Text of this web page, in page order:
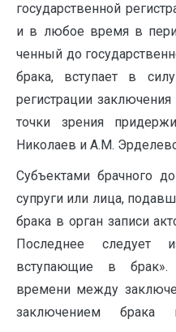
государственной
и в любое время в
ченный до
брака, вступает в
регистрации
точки зрения
Николаев и А.М.
Субъектами брачного
супруги или лица,
брака в орган записи
Последнее следует
вступающие в
времени между
за­ключением брака